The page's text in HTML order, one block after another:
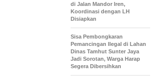
di Jalan Mandor Iren,
Koordinasi dengan LH
Disiapkan
Sisa Pembongkaran
Pemancingan Ilegal di Lahan
Dinas Tamhut Sunter Jaya
Jadi Sorotan, Warga Harap
Segera Dibersihkan